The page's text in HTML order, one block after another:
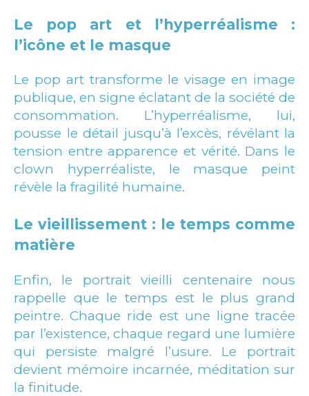
Le pop art et l’hyperréalisme :
l’icône et le masque
Le pop art transforme le visage en image
publique, en signe éclatant de la société de
consommation. L’hyperréalisme, lui,
pousse le détail jusqu’à l’excès, révélant la
tension entre apparence et vérité. Dans le
clown hyperréaliste, le masque peint
révèle la fragilité humaine.
Le vieillissement : le temps comme
matière
Enfin, le portrait vieilli centenaire nous
rappelle que le temps est le plus grand
peintre. Chaque ride est une ligne tracée
par l’existence, chaque regard une lumière
qui persiste malgré l’usure. Le portrait
devient mémoire incarnée, méditation sur
la finitude.